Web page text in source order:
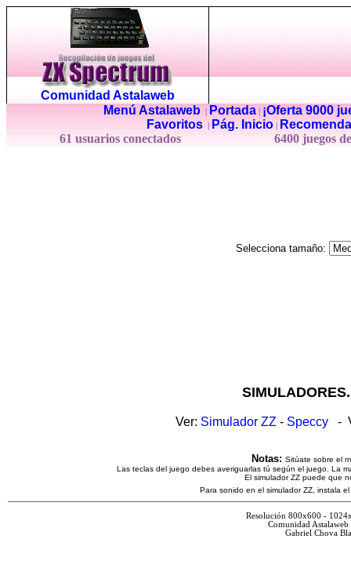
Comunidad Astalaweb
Menú Astalaweb| Portada|
¡Oferta 9000
Favoritos
Pág. Inicio
61 usuarios conectados
6400 juegos
Selecciona tamaño:
Ver: Simulador ZZ - Speccy -
Notas: Sitúate sobre el
Las teclas del juego debes averiguarlas tú según el juego. La
El simulador ZZ puede que
Para sonido en el simulador ZZ, instala
Resolución 800x600 -
Comunidad
Gabriel Chova